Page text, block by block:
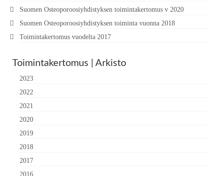
Suomen Osteoporoosiyhdistyksen toimintakertomus v 2020
Suomen Osteoporoosiyhdistyksen toiminta vuonna 2018
Toimintakertomus vuodelta 2017
Toimintakertomus | Arkisto
2023
2022
2021
2020
2019
2018
2017
2016